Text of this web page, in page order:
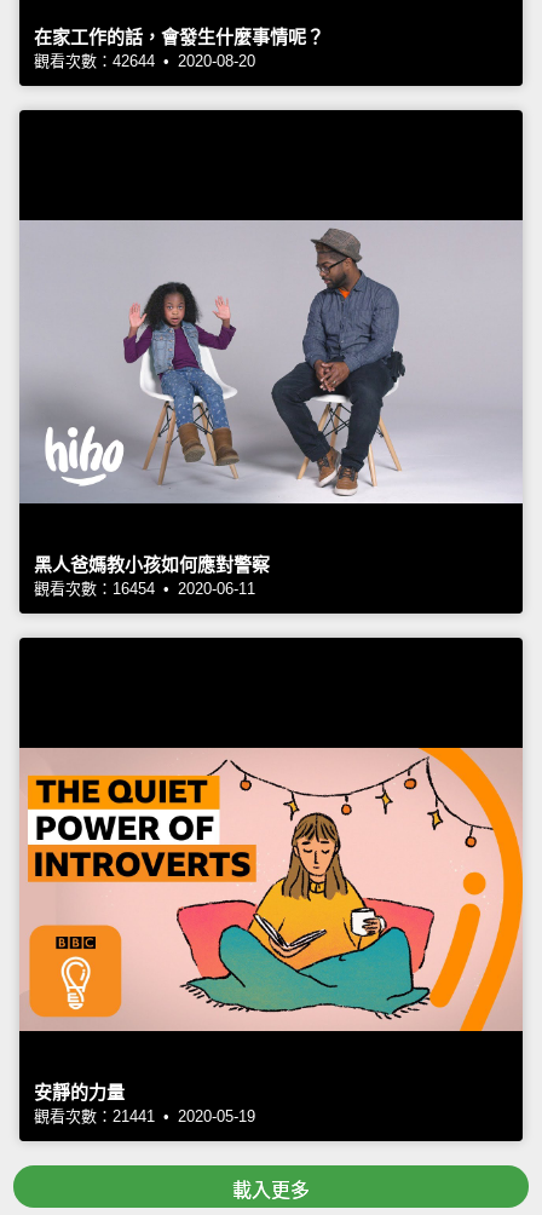
在家工作的話，會發生什麼事情呢？
觀看次數：42644 • 2020-08-20
黑人爸媽教小孩如何應對警察
觀看次數：16454 • 2020-06-11
安靜的力量
觀看次數：21441 • 2020-05-19
載入更多